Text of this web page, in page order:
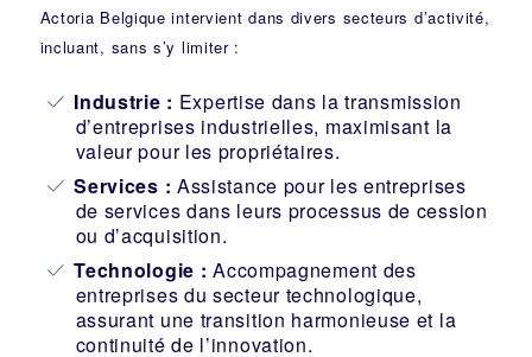
Actoria Belgique intervient dans divers secteurs d’activité,
incluant, sans s’y limiter :
Industrie : Expertise dans la transmission
d’entreprises industrielles, maximisant la
valeur pour les propriétaires.
Services : Assistance pour les entreprises
de services dans leurs processus de cession
ou d’acquisition.
Technologie : Accompagnement des
entreprises du secteur technologique,
assurant une transition harmonieuse et la
continuité de l’innovation.